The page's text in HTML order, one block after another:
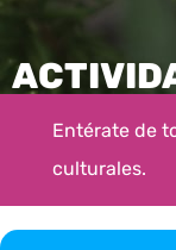
Entérate de
culturales.